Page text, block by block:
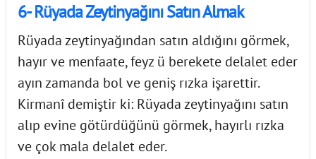
6- Rüyada Zeytinyağını Satın Almak
Rüyada zeytinyağından satın aldığını görmek,
hayır ve menfaate, feyz ü berekete delalet eder
ayın zamanda bol ve geniş rızka işarettir.
Kirmanî demiştir ki: Rüyada zeytinyağını satın
alıp evine götürdüğünü görmek, hayırlı rızka
ve çok mala delalet eder.